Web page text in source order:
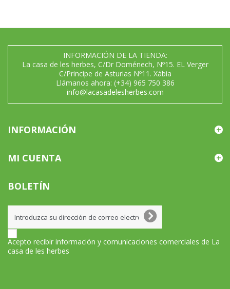
INFORMACIÓN DE LA TIENDA:
La casa de les herbes, C/Dr Doménech, Nº15. EL Verger
C/Principe de Asturias Nº11. Xábia
Llámanos ahora: (+34) 965 750 386
info@lacasadelesherbes.com
INFORMACIÓN
MI CUENTA
BOLETÍN
Acepto recibir información y comunicaciones comerciales de La
casa de les herbes